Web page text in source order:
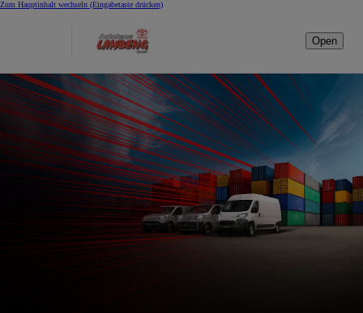
Zum Hauptinhalt wechseln (Eingabetaste drücken)
Open